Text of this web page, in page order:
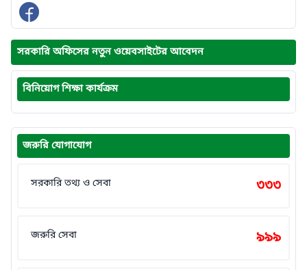
সরকারি অফিসের নতুন ওয়েবসাইটের আবেদন
বিনিয়োগ শিক্ষা কার্যক্রম
জরুরি যোগাযোগ
সরকারি তথ্য ও সেবা ৩৩৩
জরুরি সেবা ৯৯৯